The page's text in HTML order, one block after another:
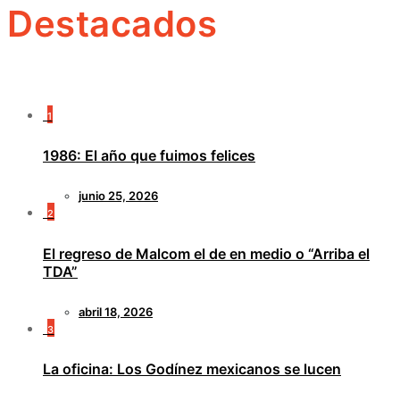
Destacados
1
1986: El año que fuimos felices
junio 25, 2026
2
El regreso de Malcom el de en medio o “Arriba el
TDA”
abril 18, 2026
3
La oficina: Los Godínez mexicanos se lucen